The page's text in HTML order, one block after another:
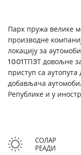
Парк пружа велике
производне
локацију за
1001ТП3Т довољне
приступ са
добављача
Републике и у
СОЛАР
РЕАДИ